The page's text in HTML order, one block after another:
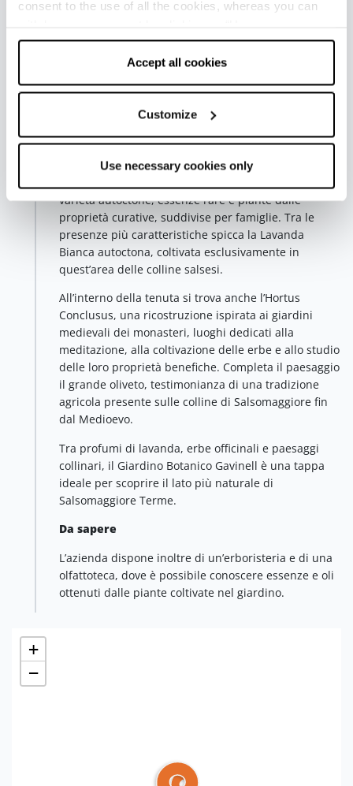
consent to the use of all the cookies, whereas you can
cookies only” and only the technical cookies for the
correct functioning of the website will be used.
Accept all cookies
Customize
Use necessary cookies only
riflessione immerso nel verde.
Quarta tappa - Giardino Botanico
Terme si trova ilGiardino Botanico Gavinell
un’oasi verde dedicata alle piante aromatiche e
varietà autoctone, essenze rare e piante dalle
proprietà curative, suddivise per famiglie. Tra le
presenze più caratteristiche spicca la Lavanda
Bianca autoctona, coltivata esclusivamente in
quest’area delle colline salsesi.
All’interno della tenuta si trova anche l’Hortus
Conclusus, una ricostruzione ispirata ai giardini
medievali dei monasteri, luoghi dedicati alla
meditazione, alla coltivazione delle erbe e allo studio
delle loro proprietà benefiche. Completa il paesaggio
il grande oliveto, testimonianza di una tradizione
agricola presente sulle colline di Salsomaggiore fin
dal Medioevo.
Tra profumi di lavanda, erbe officinali e paesaggi
collinari, il Giardino Botanico Gavinell è una tappa
ideale per scoprire il lato più naturale di
Salsomaggiore Terme.
Da sapere
L’azienda dispone inoltre di un’erboristeria e di una
olfattoteca, dove è possibile conoscere essenze e oli
ottenuti dalle piante coltivate nel giardino.
+
−